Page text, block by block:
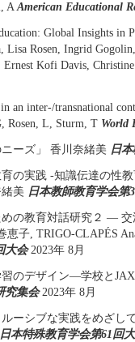
AAmerican Educational
Global Insights
Lisa Rosen, Ingrid
Kofi Davis,
in an inter-/transnational
Rosen, L, Sturm, T World
ーズ」 香川奈緒美 日
育の実践 -知識伝達の性
美 日本教師教育学会第
めの教育対話研究２ ―
恵子, TRIGO-CLAPÉS
大会2023年 8月
習のデザイン―学校と
究集会2023年 8月
ーシブな実践をめざし
日本特殊教育学会第61回